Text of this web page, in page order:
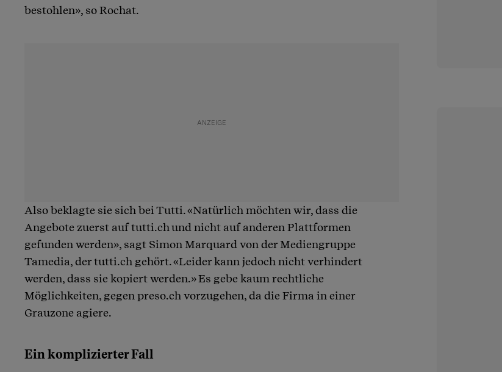
bestohlen», so Rochat.
Also beklagte sie sich bei Tutti. «Natürlich möchten wir, dass die
Angebote zuerst auf tutti.ch und nicht auf anderen Plattformen
gefunden werden», sagt Simon Marquard von der Mediengruppe
Tamedia, der tutti.ch gehört. «Leider kann jedoch nicht verhindert
werden, dass sie kopiert werden.» Es gebe kaum rechtliche
Möglichkeiten, gegen preso.ch vorzugehen, da die Firma in einer
Grauzone agiere.
Ein komplizierter Fall